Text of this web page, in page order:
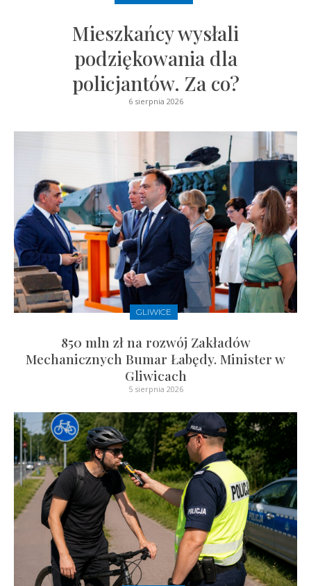
Mieszkańcy wysłali
podziękowania dla
policjantów. Za co?
6 sierpnia 2026
GLIWICE
850 mln zł na rozwój Zakładów
Mechanicznych Bumar Łabędy. Minister w
Gliwicach
5 sierpnia 2026